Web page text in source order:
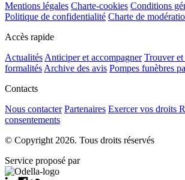
Mentions légales Charte-cookies Conditions
Politique de confidentialité Charte de
Accès rapide
Actualités Anticiper et accompagner Trouver
formalités Archive des avis Pompes funèbres
Contacts
Nous contacter Partenaires Exercer vos droits
consentements
© Copyright 2026. Tous droits réservés
Service proposé par